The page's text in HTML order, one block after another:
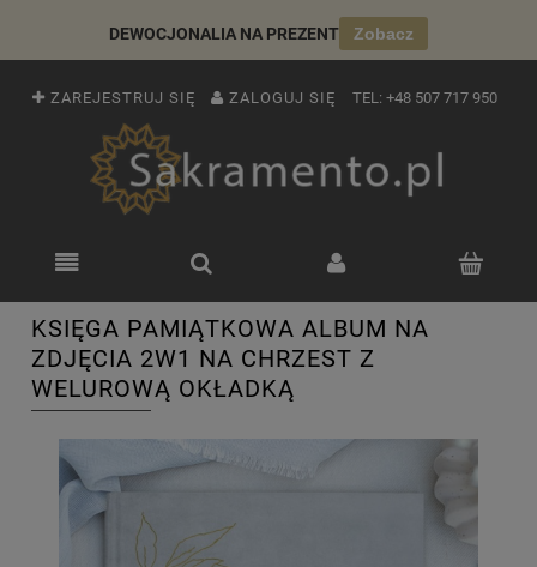
DEWOCJONALIA NA PREZENT Zobacz
ZAREJESTRUJ SIĘ ZALOGUJ SIĘ TEL: +48 507 717 950
KSIĘGA PAMIĄTKOWA ALBUM NA
ZDJĘCIA 2W1 NA CHRZEST Z
WELUROWĄ OKŁADKĄ